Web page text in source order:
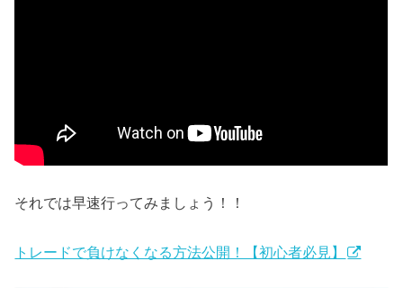
それでは早速行ってみましょう！！
トレードで負けなくなる方法公開！【初心者必見】